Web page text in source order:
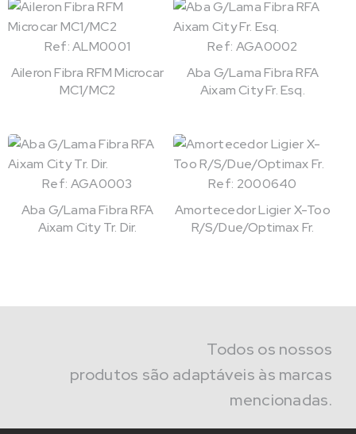
Ref: ALM0001
Aileron Fibra RFM Microcar
MC1/MC2
Ref: AGA0002
Aba G/Lama Fibra RFA
Aixam City Fr. Esq.
Ref: AGA0003
Aba G/Lama Fibra RFA
Aixam City Tr. Dir.
Ref: 2000640
Amortecedor Ligier X-Too
R/S/Due/Optimax Fr.
Todos os nossos
produtos são adaptáveis às marcas
mencionadas.